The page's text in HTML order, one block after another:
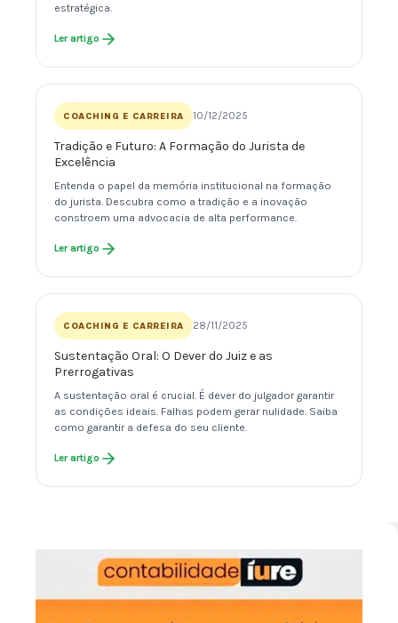
estratégica.
Ler artigo
COACHING E CARREIRA 10/12/2025
Tradição e Futuro: A Formação do Jurista de
Excelência
Entenda o papel da memória institucional na formação
do jurista. Descubra como a tradição e a inovação
constroem uma advocacia de alta performance.
Ler artigo
COACHING E CARREIRA 28/11/2025
Sustentação Oral: O Dever do Juiz e as
Prerrogativas
A sustentação oral é crucial. É dever do julgador garantir
as condições ideais. Falhas podem gerar nulidade. Saiba
como garantir a defesa do seu cliente.
Ler artigo